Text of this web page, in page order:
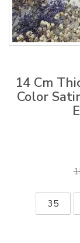
14 Cm
Color
35